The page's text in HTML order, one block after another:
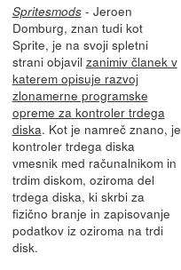
Spritesmods- Jeroen
Domburg, znan tudi kot
Sprite, je na svoji spletni
strani objavil zanimiv članek v
katerem opisuje razvoj
zlonamerne programske
opreme za kontroler trdega
diska. Kot je namreč znano, je
kontroler trdega diska
vmesnik med računalnikom in
trdim diskom, oziroma del
trdega diska, ki skrbi za
fizično branje in zapisovanje
podatkov iz oziroma na trdi
disk.